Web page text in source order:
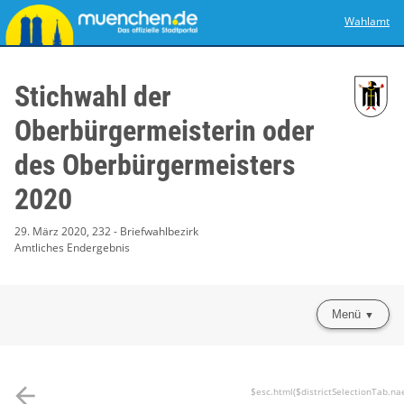
Wahlamt
Stichwahl der
Oberbürgermeisterin oder
des Oberbürgermeisters
2020
29. März 2020, 232 - Briefwahlbezirk
Amtliches Endergebnis
Menü
arrow_back